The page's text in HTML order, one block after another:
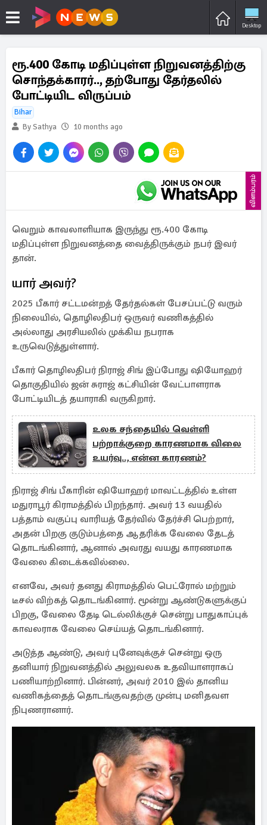
Desktop
ரூ.400 கோடி மதிப்புள்ள நிறுவனத்திற்கு
சொந்தக்காரர்.., தற்போது தேர்தலில்
போட்டியிட விருப்பம்
Bihar
By Sathya
10 months ago
விளம்பரம்
வெறும் காவலாளியாக இருந்து ரூ.400 கோடி
மதிப்புள்ள நிறுவனத்தை வைத்திருக்கும் நபர் இவர்
தான்.
யார் அவர்?
2025 பீகார் சட்டமன்றத் தேர்தல்கள் பேசப்பட்டு வரும்
நிலையில், தொழிலதிபர் ஒருவர் வணிகத்தில்
அல்லாது அரசியலில் முக்கிய நபராக
உருவெடுத்துள்ளார்.
பீகார் தொழிலதிபர் நிராஜ் சிங் இப்போது ஷியோஹர்
தொகுதியில் ஜன் சுராஜ் கட்சியின் வேட்பாளராக
போட்டியிடத் தயாராகி வருகிறார்.
உலக சந்தையில் வெள்ளி
பற்றாக்குறை காரணமாக விலை
உயர்வு.., என்ன காரணம்?
நிராஜ் சிங் பீகாரின் ஷியோஹர் மாவட்டத்தில் உள்ள
மதுராபூர் கிராமத்தில் பிறந்தார். அவர் 13 வயதில்
பத்தாம் வகுப்பு வாரியத் தேர்வில் தேர்ச்சி பெற்றார்,
அதன் பிறகு குடும்பத்தை ஆதரிக்க வேலை தேடத்
தொடங்கினார், ஆனால் அவரது வயது காரணமாக
வேலை கிடைக்கவில்லை.
எனவே, அவர் தனது கிராமத்தில் பெட்ரோல் மற்றும்
டீசல் விற்கத் தொடங்கினார். மூன்று ஆண்டுகளுக்குப்
பிறகு, வேலை தேடி டெல்லிக்குச் சென்று பாதுகாப்புக்
காவலராக வேலை செய்யத் தொடங்கினார்.
அடுத்த ஆண்டு, அவர் புனேவுக்குச் சென்று ஒரு
தனியார் நிறுவனத்தில் அலுவலக உதவியாளராகப்
பணியாற்றினார். பின்னர், அவர் 2010 இல் தானிய
வணிகத்தைத் தொடங்குவதற்கு முன்பு மனிதவள
நிபுணரானார்.